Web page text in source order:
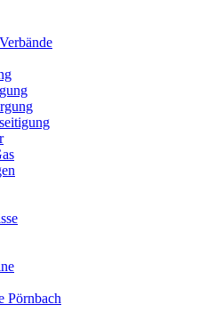
Pörnbach